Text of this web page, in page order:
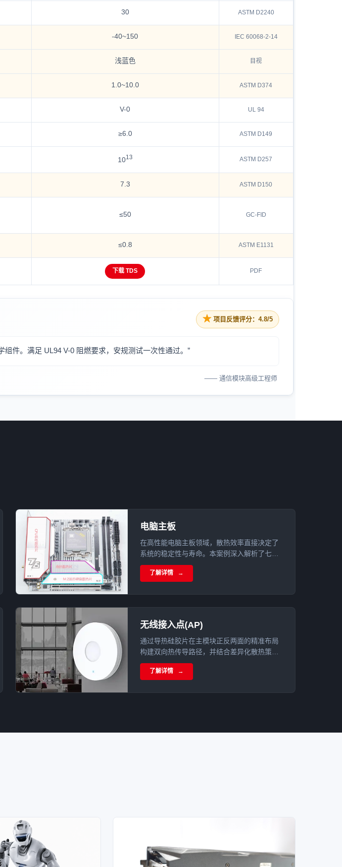
30 ASTM D2240
-40~150 IEC 60068-2-14
浅蓝色 目视
1.0~10.0 ASTM D374
V-0 UL 94
≥6.0 ASTM D149
1013 ASTM D257
7.3 ASTM D150
≤50 GC-FID
≤0.8 ASTM E1131
下载 TDS PDF
★ 项目反馈评分：4.8/5
件。满足 UL94 V-0 阻燃要求，安规测试一次性通过。”
—— 通信模块高级工程师
电脑主板
在高性能电脑主板领域，散热效率直接决定了
系统的稳定性与寿命。本案例深入解析了七彩
虹CVN B760I登陆舰主板如何通过集成的高性
能导热硅胶片，构建起一套全方位的散热防御
了解详情
无线接入点(AP)
通过导热硅胶片在主模块正反两面的精准布局
构建双向热传导路径，并结合差异化散热策略
实现AP的高效热管理与成本平衡。
了解详情